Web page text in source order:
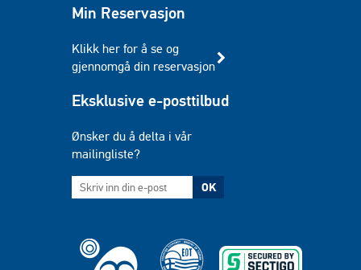
Min Reservasjon
Klikk her for å se og
gjennomgå din reservasjon
Eksklusive e-posttilbud
Ønsker du å delta i vår
mailingliste?
OK